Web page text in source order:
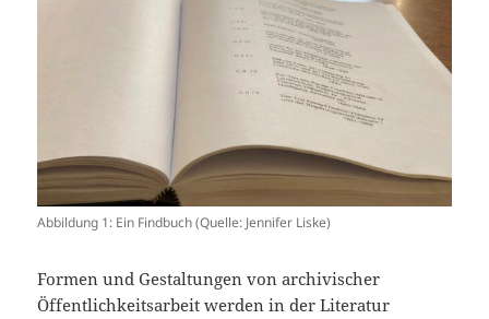
Abbildung 1: Ein Findbuch (Quelle: Jennifer Liske)
Formen und Gestaltungen von archivischer
Öffentlichkeitsarbeit werden in der Literatur